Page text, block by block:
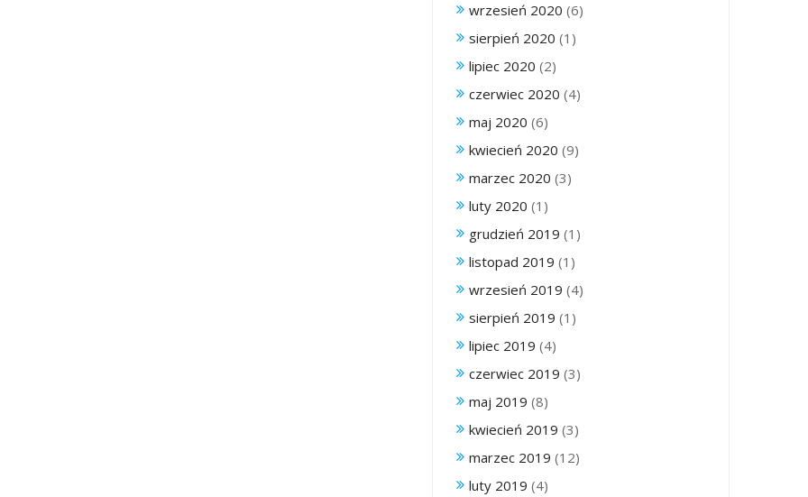
wrzesień 2020 (6)
sierpień 2020 (1)
lipiec 2020 (2)
czerwiec 2020 (4)
maj 2020 (6)
kwiecień 2020 (9)
marzec 2020 (3)
luty 2020 (1)
grudzień 2019 (1)
listopad 2019 (1)
wrzesień 2019 (4)
sierpień 2019 (1)
lipiec 2019 (4)
czerwiec 2019 (3)
maj 2019 (8)
kwiecień 2019 (3)
marzec 2019 (12)
luty 2019 (4)